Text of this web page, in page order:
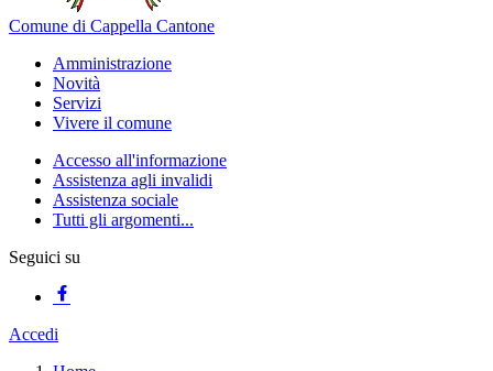
Comune di Cappella Cantone
Amministrazione
Novità
Servizi
Vivere il comune
Accesso all'informazione
Assistenza agli invalidi
Assistenza sociale
Tutti gli argomenti...
Seguici su
Accedi